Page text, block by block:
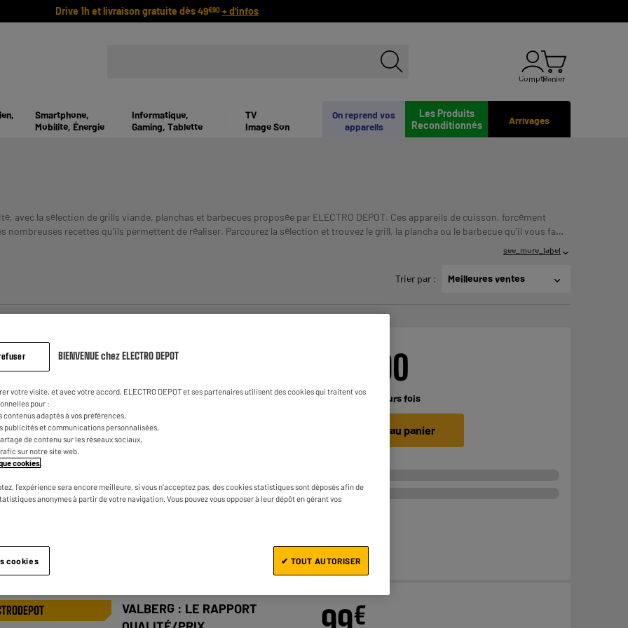
Drive 1h et livraison gratuite dès 49€90 + d'infos
ComptePanier
Arrivages
Les Produits
Reconditionnés
On reprend vos
appareils
Smartphone,
Mobilité, Énergie
Informatique,
Gaming, Tablette
TV
Image Son
avec la sélection de grills viande, planchas et barbecues proposée par ELECTRO DEPOT. Ces appareils de cuisson, forcément
recettes qu'ils permettent de réaliser. Parcourez la sélection et trouvez le grill, la plancha ou le barbecue qu'il vous faut
see_more_label
Trier par : Meilleures ventes
Comparer
VALBERG : LE RAPPORT
Barbecue gaz VALBERG BBQGZ
VAL3BPL6141
★★★★★
★★★★★
Surface de cuisson : L 61 cm x I 41 cm
90
Payer enplusieurs fois
Ajouter au panier
VALBERG : LE RAPPORT
€
BIENVENUE chez ELECTRO DEPOT
votre visite, et avec votre accord, ELECTRO DEPOT et ses partenaires utilisent des cookies qui traitent vos
pour :
contenus adaptés à vos préférences,
publicités et communications personnalisées,
de contenu sur les réseaux sociaux,
sur notre site web.
cookies
l'expérience sera encore meilleure, si vous n'acceptez pas, des cookies statistiques sont déposés afin de
anonymes à partir de votre navigation. Vous pouvez vous opposer à leur dépôt en gérant vos
cookies ✔ TOUT AUTORISER